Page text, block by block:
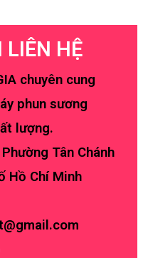
LIÊN HỆ
chuyên cung
phun sương
lượng.
Tân Chánh
Hồ Chí Minh